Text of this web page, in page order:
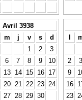
Avril 3938
m j v s
d
1
2
3
6 7 8 9
10
13 14 15 16
17
20 21 22 23
24
27 28 29 30
l
2
3
9
16
23